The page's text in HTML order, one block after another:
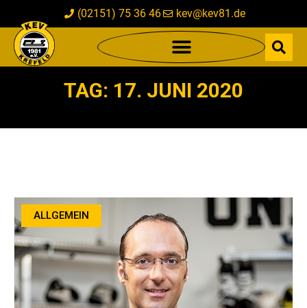
(02151) 75 36 46 kev@kev81.de
TAG: 17. JUNI 2020
ALLGEMEIN